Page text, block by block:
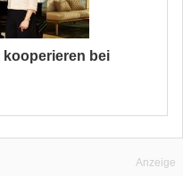
kooperieren bei
Anzeige